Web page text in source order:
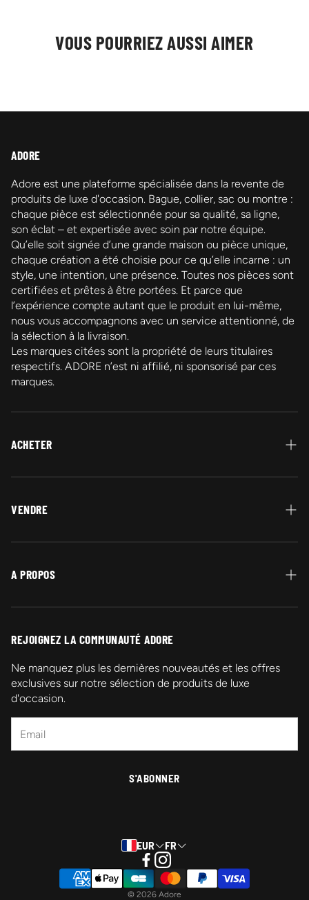
VOUS POURRIEZ AUSSI AIMER
ADORE
Adore est une plateforme spécialisée dans la revente de
produits de luxe d'occasion. Bague, collier, sac ou montre :
chaque pièce est sélectionnée pour sa qualité, sa ligne,
son éclat – et expertisée avec soin par notre équipe.
Qu’elle soit signée d’une grande maison ou pièce unique,
chaque création a été choisie pour ce qu’elle incarne : un
style, une intention, une présence. Toutes nos pièces sont
certifiées et prêtes à être portées. Et parce que
l’expérience compte autant que le produit en lui-même,
nous vous accompagnons avec un service attentionné, de
la sélection à la livraison.
Les marques citées sont la propriété de leurs titulaires
respectifs. ADORE n’est ni affilié, ni sponsorisé par ces
marques.
ACHETER
Protection Acheteur
Paiement
VENDRE
Vendez vos bijoux en or
A PROPOS
Qui sommes-nous ?
Contactez-nous
Promotions
Mentions légales
REJOIGNEZ LA COMMUNAUTÉ ADORE
Ne manquez plus les dernières nouveautés et les offres
exclusives sur notre sélection de produits de luxe
d'occasion.
S'ABONNER
EUR FR
© 2026 Adore